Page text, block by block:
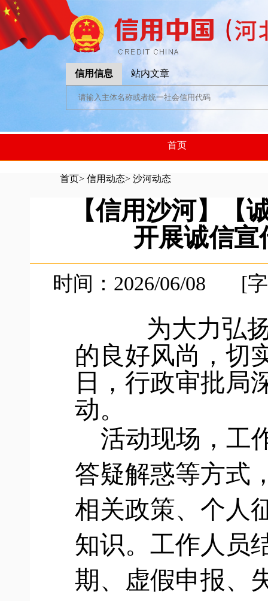
信用信息 站内文章
首页
首页> 信用动态> 沙河动态
【信用沙河】【
开展诚信宣
时间：2026/06/08 [
为大力弘
的良好风尚，切
日，行政审批局
动。
活动现场，工
答疑解惑等方式
相关政策、个人
知识。工作人员
期、虚假申报、